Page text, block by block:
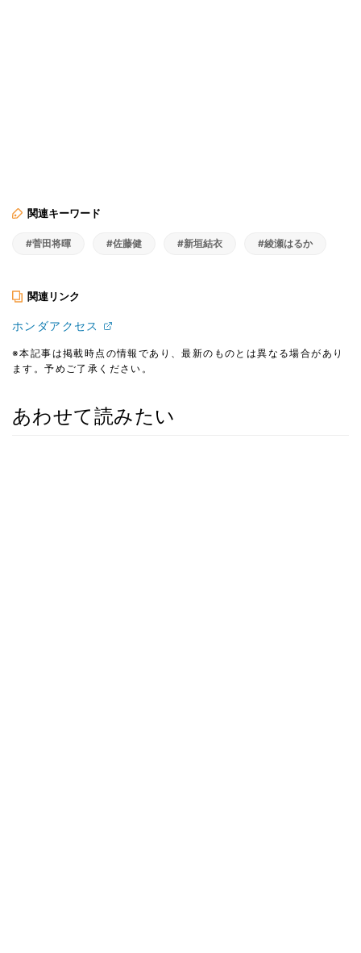
関連キーワード
#菅田将暉 #佐藤健 #新垣結衣 #綾瀬はるか
関連リンク
ホンダアクセス
※本記事は掲載時点の情報であり、最新のものとは異なる場合があり
ます。予めご了承ください。
あわせて読みたい